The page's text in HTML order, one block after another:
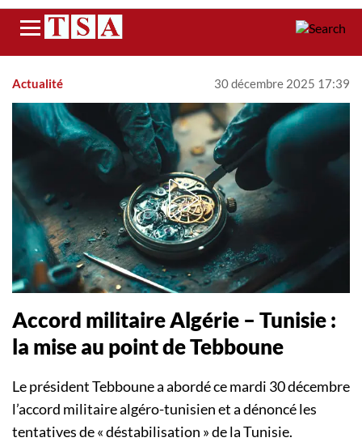
Menu
Actualité 30 décembre 2025 17:39
Accord militaire Algérie – Tunisie :
la mise au point de Tebboune
Le président Tebboune a abordé ce mardi 30 décembre
l’accord militaire algéro-tunisien et a dénoncé les
tentatives de « déstabilisation » de la Tunisie.